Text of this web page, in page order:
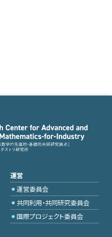
運営
運営委員会
共同利用・共同研究委員会
国際プロジェクト委員会